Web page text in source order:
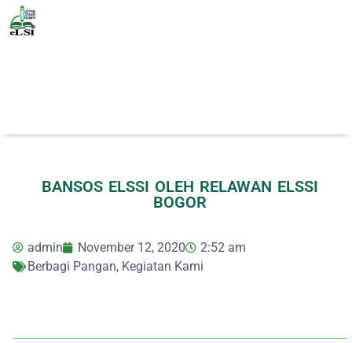
BANSOS ELSSI OLEH RELAWAN ELSSI
BOGOR
admin November 12, 2020
2:52 am
Berbagi Pangan, Kegiatan Kami